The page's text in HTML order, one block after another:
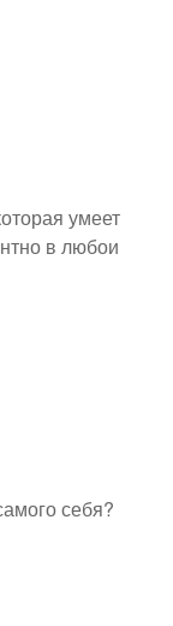
умеет
в любои
себя?